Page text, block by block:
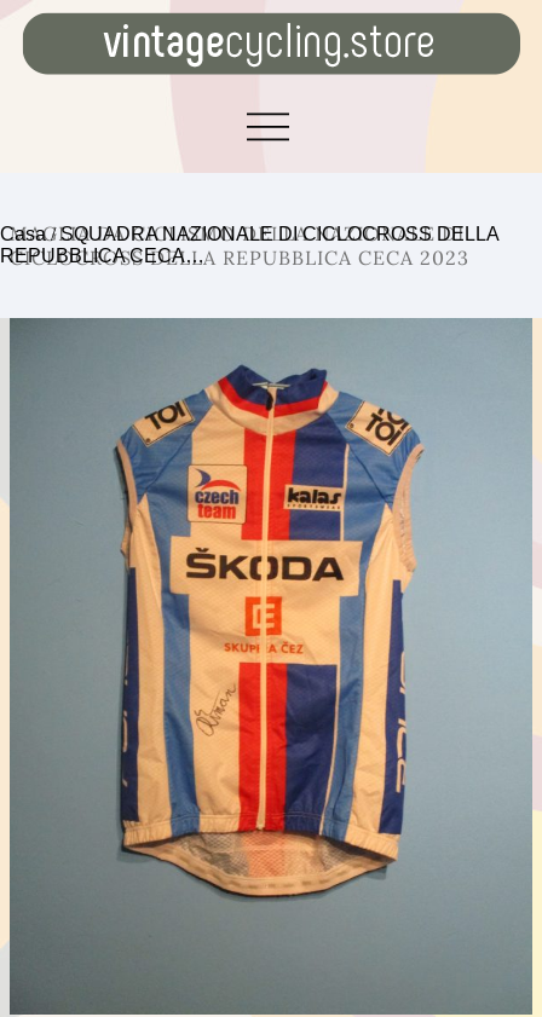
MAGLIA DA CICLISMO DELLA NAZIONALE DI
CICLOCROSS DELLA REPUBBLICA CECA 2023
Casa/SQUADRA NAZIONALE DI CICLOCROSS DELLA
REPUBBLICA CECA…